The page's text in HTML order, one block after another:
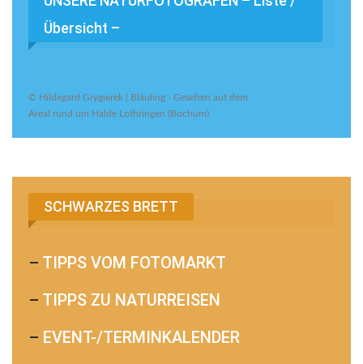
Übersicht –
© Hildegard Grygierek | Bläuling - Gesehen auf dem
Areal rund um Halde Lothringen (Bochum)
SCHWARZES BRETT
– TIPPS VOM FOTOMARKT
– TIPPS ZU NATURREISEN
– EVENT-/TERMINKALENDER